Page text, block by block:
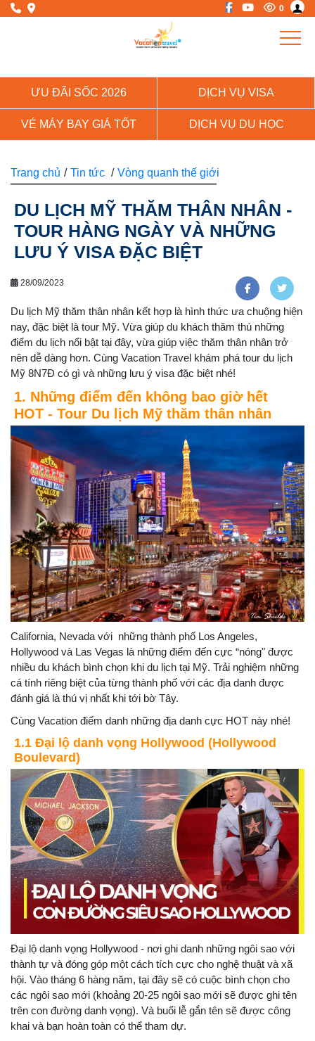
0
ƯU ĐÃI SỐC 2026 DỊCH VỤ VISA
VÉ MÁY BAY GIÁ TỐT DỊCH VỤ DU HỌC
Trang chủ / Tin tức / Vòng quanh thế giới
DU LỊCH MỸ THĂM THÂN NHÂN -
TOUR HÀNG NGÀY VÀ NHỮNG
LƯU Ý VISA ĐẶC BIỆT
28/09/2023
Du lịch Mỹ thăm thân nhân kết hợp là hình thức ưa chuộng hiện
nay, đặc biệt là tour Mỹ. Vừa giúp du khách thăm thú những
điểm du lịch nổi bật tại đây, vừa giúp việc thăm thân nhân trở
nên dễ dàng hơn. Cùng Vacation Travel khám phá tour du lịch
Mỹ 8N7Đ có gì và những lưu ý visa đặc biệt nhé!
1. Những điểm đến không bao giờ hết
HOT - Tour Du lịch Mỹ thăm thân nhân
California, Nevada với những thành phố Los Angeles,
Hollywood và Las Vegas là những điểm đến cực “nóng" được
nhiều du khách bình chọn khi du lịch tại Mỹ. Trải nghiệm những
cá tính riêng biệt của từng thành phố với các địa danh được
đánh giá là thú vị nhất khi tới bờ Tây.
Cùng Vacation điểm danh những địa danh cực HOT này nhé!
1.1 Đại lộ danh vọng Hollywood (Hollywood
Boulevard)
Đại lộ danh vọng Hollywood - nơi ghi danh những ngôi sao với
thành tự và đóng góp một cách tích cực cho nghệ thuật và xã
hội. Vào tháng 6 hàng năm, tại đây sẽ có cuộc bình chọn cho
các ngôi sao mới (khoảng 20-25 ngôi sao mới sẽ được ghi tên
trên con đường danh vọng). Và buổi lễ gắn tên sẽ được công
khai và bạn hoàn toàn có thể tham dự.